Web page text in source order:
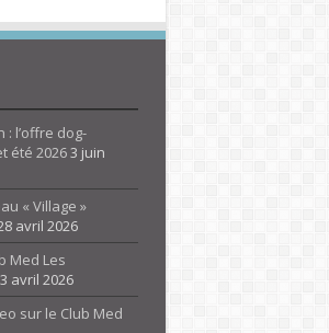
: l’offre dog-
été 20263 juin
« Village »
avril 2026
Med Les
avril 2026
sur le Club Med